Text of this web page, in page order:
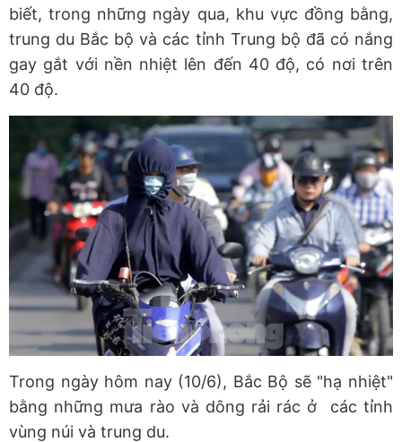
biết, trong những ngày qua, khu vực đồng bằng,
trung du Bắc bộ và các tỉnh Trung bộ đã có nắng
gay gắt với nền nhiệt lên đến 40 độ, có nơi trên
40 độ.
Trong ngày hôm nay (10/6), Bắc Bộ sẽ "hạ nhiệt"
bằng những mưa rào và dông rải rác ở các tỉnh
vùng núi và trung du.